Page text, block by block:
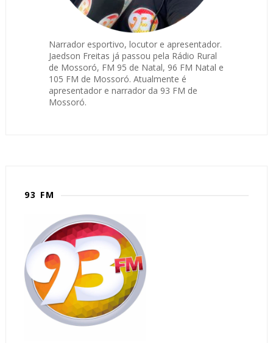
Narrador esportivo, locutor e apresentador.
Jaedson Freitas já passou pela Rádio Rural
de Mossoró, FM 95 de Natal, 96 FM Natal e
105 FM de Mossoró. Atualmente é
apresentador e narrador da 93 FM de
Mossoró.
93 FM